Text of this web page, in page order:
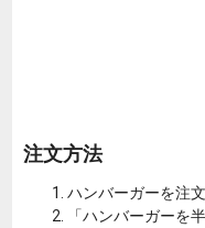
注文方法
ハンバーガーを注文
「ハンバーガーを